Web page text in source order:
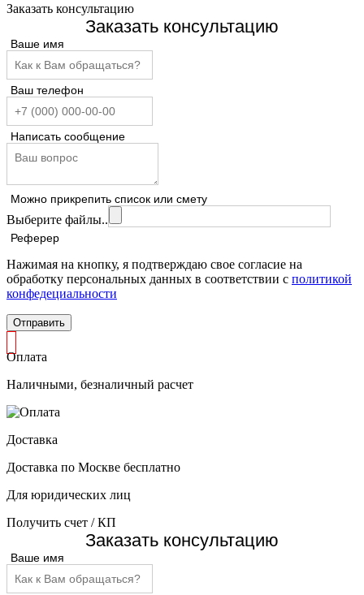
Заказать консультацию
Заказать консультацию
Ваше имя
Ваш телефон
Написать сообщение
Можно прикрепить список или смету
Выберите файлы..
Реферер
Нажимая на кнопку, я подтверждаю свое согласие на
обработку персональных данных в соответствии с политикой
конфедециальности
Отправить
Оплата
Наличными, безналичный расчет
Доставка
Доставка по Москве бесплатно
Для юридических лиц
Получить счет / КП
Заказать консультацию
Ваше имя